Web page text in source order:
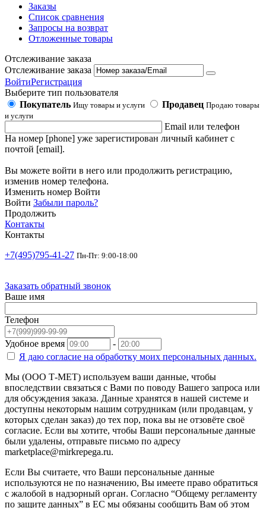
Заказы
Список сравнения
Запросы на возврат
Отложенные товары
Отслеживание заказа
Отслеживание заказа
ВойтиРегистрация
Выберите тип пользователя
Покупатель Ищу товары и услуги Продавец Продаю товары
и услуги
Email или телефон
На номер [phone] уже зарегистирован личный кабинет с
почтой [email].
Вы можете войти в него или продолжить регистрацию,
изменив номер телефона.
Изменить номер Войти
Войти Забыли пароль?
Продолжить
Контакты
Контакты
+7(495)795-41-27 Пн-Пт: 9:00-18:00
Заказать обратный звонок
Ваше имя
Телефон
Удобное время
-
Я даю согласие на обработку моих персональных данных.
Мы (ООО Т-МЕТ) используем ваши данные, чтобы
впоследствии связаться с Вами по поводу Вашего запроса или
для обсуждения заказа. Данные хранятся в нашей системе и
доступны некоторым нашим сотрудникам (или продавцам, у
которых сделан заказ) до тех пор, пока вы не отзовёте своё
согласие. Если вы хотите, чтобы Ваши персональные данные
были удалены, отправьте письмо по адресу
marketplace@mirkrepega.ru.
Если Вы считаете, что Ваши персональные данные
используются не по назначению, Вы имеете право обратиться
с жалобой в надзорный орган. Согласно “Общему регламенту
по защите данных” в ЕС мы обязаны сообщить Вам об этом